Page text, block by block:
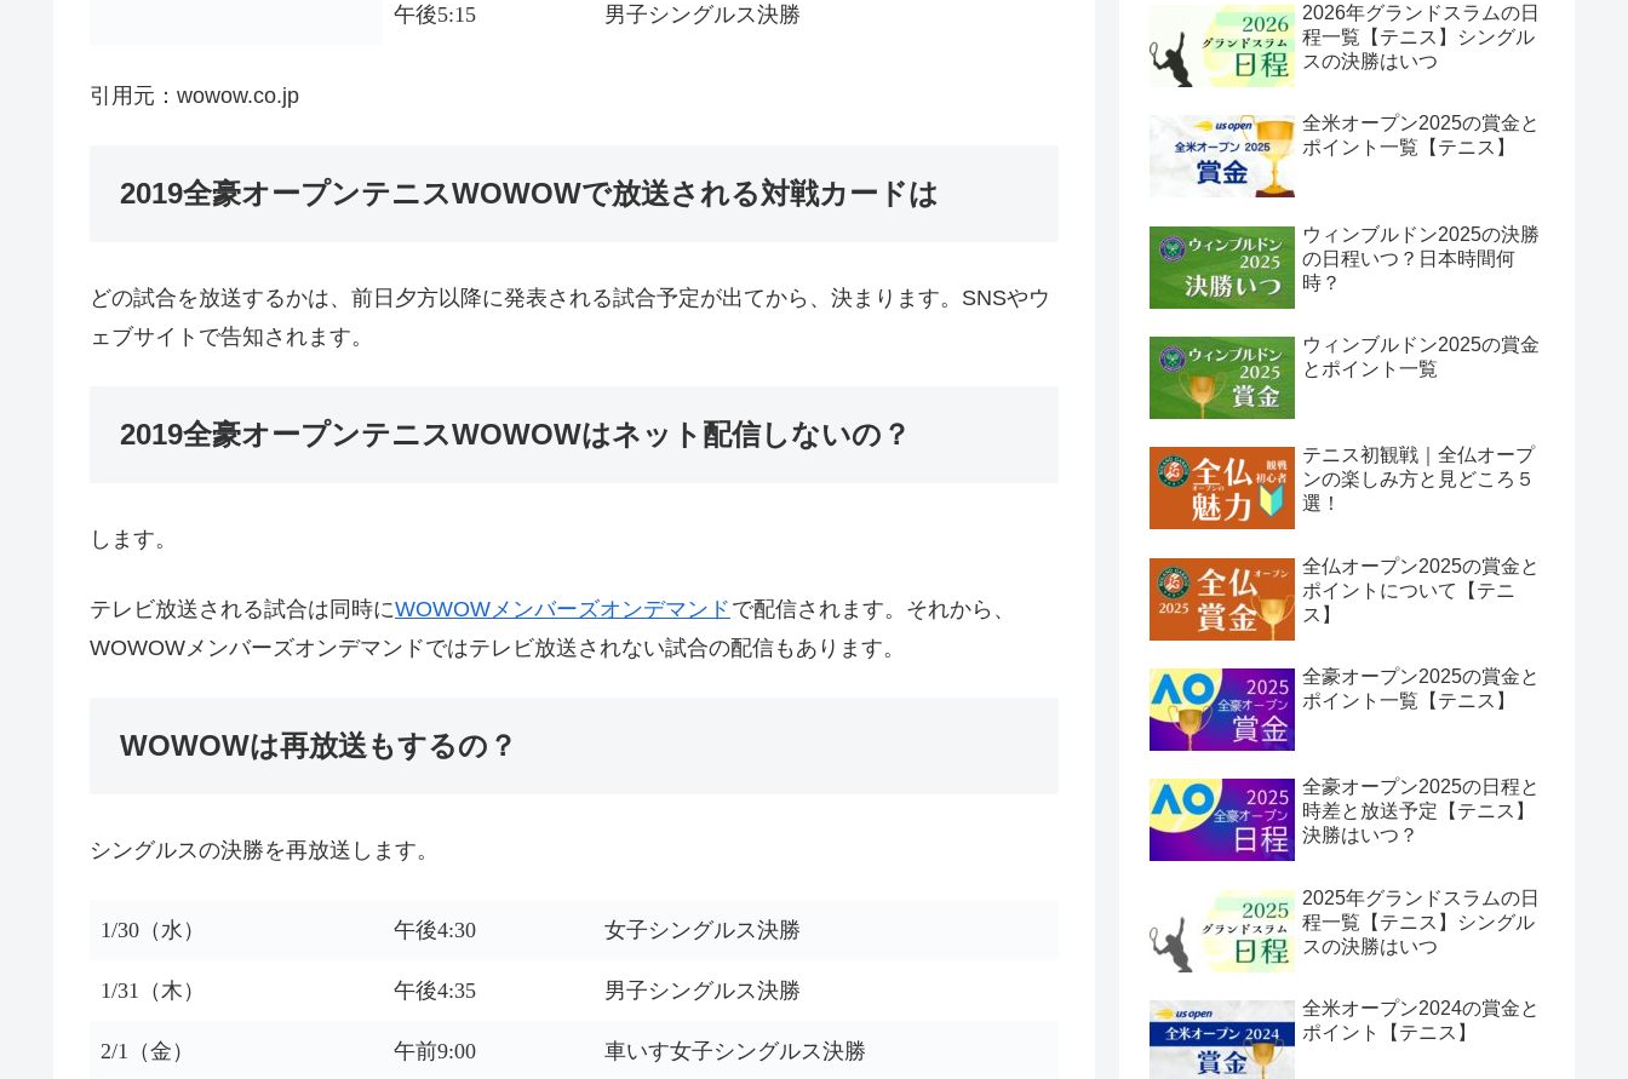
午後5:15 男子シングルス決勝
引用元：wowow.co.jp
2019全豪オープンテニスWOWOWで放送される対戦カードは
どの試合を放送するかは、前日夕方以降に発表される試合予定が出てから、決まります。SNSやウ
ェブサイトで告知されます。
2019全豪オープンテニスWOWOWはネット配信しないの？
します。
テレビ放送される試合は同時にWOWOWメンバーズオンデマンド で配信されます。それから、
WOWOWメンバーズオンデマンドではテレビ放送されない試合の配信もあります。
WOWOWは再放送もするの？
シングルスの決勝を再放送します。
1/30（水） 午後4:30 女子シングルス決勝
1/31（木） 午後4:35 男子シングルス決勝
2/1（金） 午前9:00 車いす女子シングルス決勝
2026年グランドスラムの日
程一覧【テニス】シングル
スの決勝はいつ
全米オープン2025の賞金と
ポイント一覧【テニス】
ウィンブルドン2025の決勝
の日程いつ？日本時間何
時？
ウィンブルドン2025の賞金
とポイント一覧
テニス初観戦｜全仏オープ
ンの楽しみ方と見どころ５
選！
全仏オープン2025の賞金と
ポイントについて【テニ
ス】
全豪オープン2025の賞金と
ポイント一覧【テニス】
全豪オープン2025の日程と
時差と放送予定【テニス】
決勝はいつ？
2025年グランドスラムの日
程一覧【テニス】シングル
スの決勝はいつ
全米オープン2024の賞金と
ポイント【テニス】